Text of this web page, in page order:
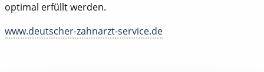
optimal erfüllt werden.
www.deutscher-zahnarzt-service.de